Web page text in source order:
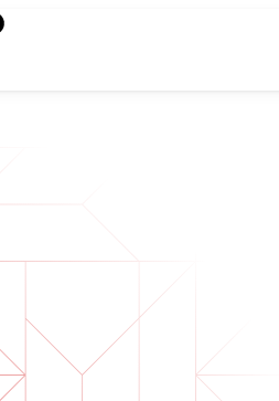
škálovatelné, bezpečné a
Připravte se na budoucnost.
do vašich procesů.